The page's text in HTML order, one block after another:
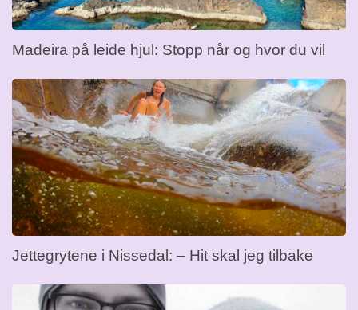
Madeira på leide hjul: Stopp når og hvor du vil
Jettegrytene i Nissedal: – Hit skal jeg tilbake